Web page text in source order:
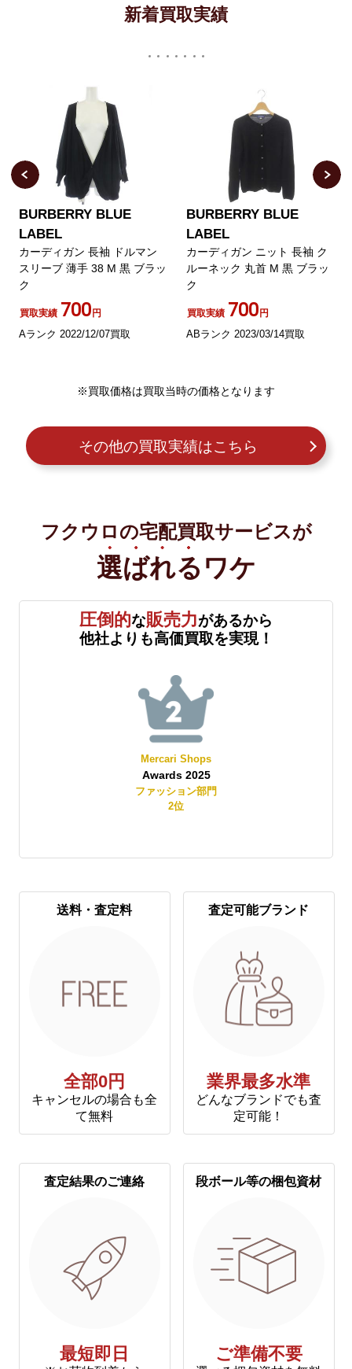
新着買取実績
BURBERRY BLUE
LABEL
カーディガン 長袖 ドルマン
スリーブ 薄手 38 M 黒 ブラッ
ク
買取実績 700 円
Aランク 2022/12/07買取
BURBERRY BLUE
LABEL
カーディガン ニット 長袖 ク
ルーネック 丸首 M 黒 ブラッ
ク
買取実績 700 円
ABランク 2023/03/14買取
※買取価格は買取当時の価格となります
その他の買取実績はこちら
フクウロの宅配買取サービスが
選ばれる ワケ
圧倒的な販売力があるから
他社よりも高価買取を実現！
Mercari Shops
Awards 2025
ファッション部門
2位
送料・査定料
全部0円
キャンセルの場合も全
て無料
査定可能ブランド
業界最多水準
どんなブランドでも査
定可能！
査定結果のご連絡
最短即日
段ボール等の梱包資材
ご準備不要